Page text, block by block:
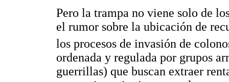
Pero la trampa no viene solo de
el rumor sobre la ubicación de
los procesos de invasión de
ordenada y regulada por grupos
guerrillas) que buscan extraer